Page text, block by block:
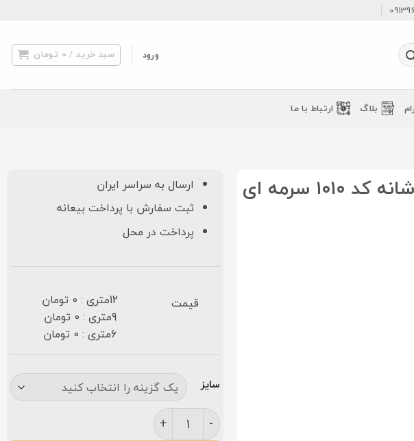
ورود سبد خرید / 0 تومان
بلاگ ارتباط با ما
فرش نگین مشهد ۱۰۰۰ شانه کد ۱۰۱۰ سرمه ای
ارسال به سراسر ایران
ثبت سفارش با پرداخت بیعانه
پرداخت در محل
قیمت
12متری : 0 تومان
9متری : 0 تومان
6متری : 0 تومان
سایز
فرش نگین مشهد ۱۰۰۰ شانه کد ۱۰۱۰ سرمه ای گلبرجسته عدد